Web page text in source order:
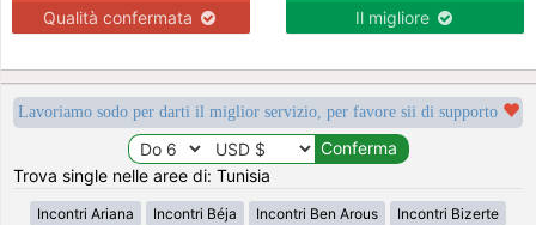
Qualità confermata Il migliore
Lavoriamo sodo per darti il miglior servizio, per favore sii di supporto
Trova single nelle aree di: Tunisia
Incontri Ariana Incontri Béja Incontri Ben Arous Incontri Bizerte